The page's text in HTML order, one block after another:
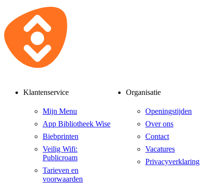
Klantenservice
Mijn Menu
App Bibliotheek Wise
Biebprinten
Veilig Wifi:
Publicroam
Tarieven en
voorwaarden
Organisatie
Openingstijden
Over ons
Contact
Vacatures
Privacyverklaring